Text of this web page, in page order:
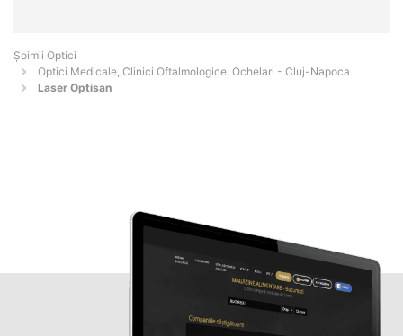
Șoimii Optici
Optici Medicale, Clinici Oftalmologice, Ochelari - Cluj-Napoca
Laser Optisan